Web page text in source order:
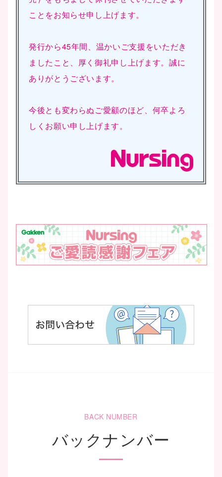
ことをお知らせ申し上げます。
発行から45年間、温かいご支援をいただき
ましたこと、厚く御礼申し上げます。誠に
ありがとうございます。
今後とも変わらぬご愛顧のほど、何卒よろ
しくお願い申し上げます。
BACK NUMBER
バックナンバー